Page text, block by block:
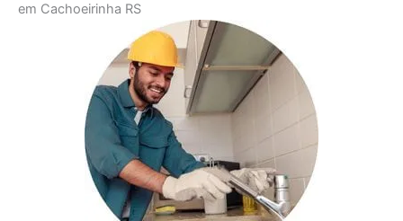
em Cachoeirinha RS